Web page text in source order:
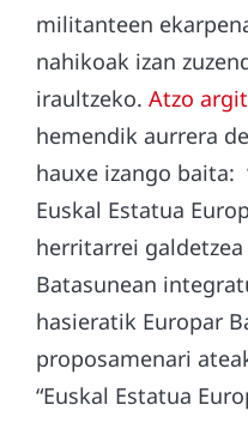
militanteen
nahikoak izan
iraultzeko. Atzo
hemendik aurrera
hauxe izango baita:
Euskal Estatua
herritarrei
Batasunean
hasieratik Europar
proposamenari
“Euskal Estatua